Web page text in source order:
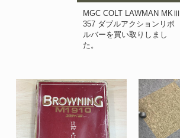
MGC COLT LAWMAN MKⅢ
357 ダブルアクションリボ
ルバーを買い取りしまし
た。